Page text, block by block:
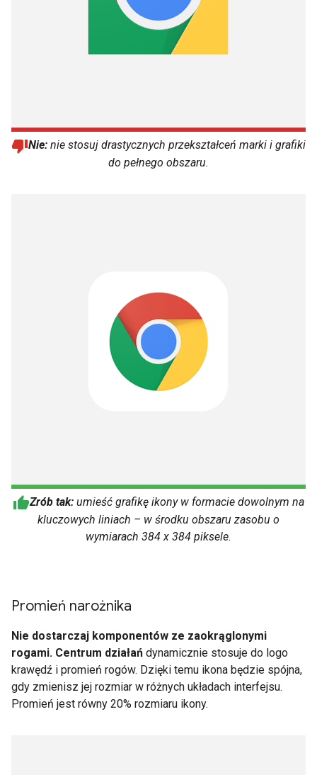
Nie: nie stosuj drastycznych przekształceń marki i grafiki
do pełnego obszaru.
Zrób tak: umieść grafikę ikony w formacie dowolnym na
kluczowych liniach – w środku obszaru zasobu o
wymiarach 384 x 384 piksele.
Promień narożnika
Nie dostarczaj komponentów ze zaokrąglonymi
rogami. Centrum działań dynamicznie stosuje do logo
krawędź i promień rogów. Dzięki temu ikona będzie spójna,
gdy zmienisz jej rozmiar w różnych układach interfejsu.
Promień jest równy 20% rozmiaru ikony.